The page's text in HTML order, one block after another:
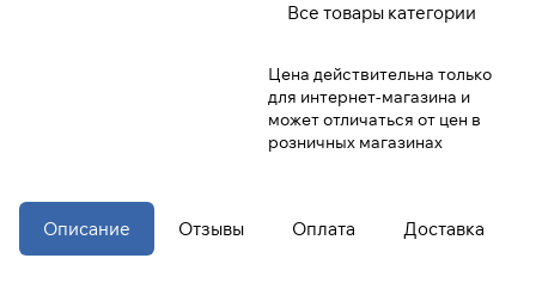
Все товары категории
Цена действительна только
для интернет-магазина и
может отличаться от цен в
розничных магазинах
Описание Отзывы Оплата Доставка
% будут
с вашей карты
каждые 2 недели
* При оплате черезПЛАЙТ
скидки по купонам не